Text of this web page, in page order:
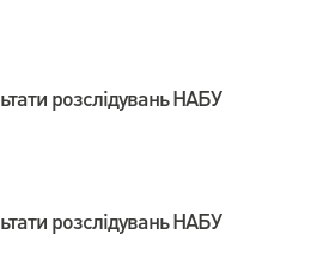
розслідувань НАБУ
розслідувань НАБУ